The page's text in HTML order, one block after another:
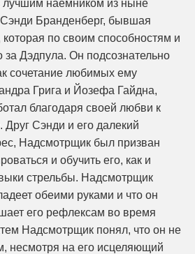
лучшим наемником из ныне
Бранденберг, бывшая
по своим способностям и
Дэдпула. Он подсознательно
сочетание любимых ему
Грига и Йозефа Гайдна,
благодаря своей любви к
Друг Сэнди и его далекий
Надсмотрщик был призван
и обучить его, как и
стрельбы. Надсмотрщик
обеими руками и что он
его рефлексам во время
Надсмотрщик понял, что он не
несмотря на его исцеляющий